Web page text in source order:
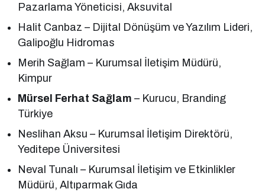
Pazarlama Yöneticisi, Aksuvital
Halit Canbaz – Dijital Dönüşüm ve Yazılım Lideri,
Galipoğlu Hidromas
Merih Sağlam – Kurumsal İletişim Müdürü,
Kimpur
Mürsel Ferhat Sağlam – Kurucu, Branding
Türkiye
Neslihan Aksu – Kurumsal İletişim Direktörü,
Yeditepe Üniversitesi
Neval Tunalı – Kurumsal İletişim ve Etkinlikler
Müdürü, Altıparmak Gıda